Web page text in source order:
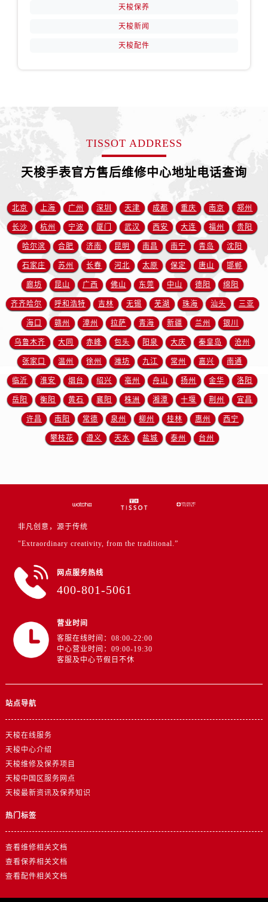
山东省潍坊市奎文区东风东街售后服务中心（需提前预约）
山东省淄博市张店区金晶大道售后服务中心（需提前预约）
上海市黄浦区南京东路299号宏伊国际广场写字楼8层806室售后服务中心（需提前预约）
上海市徐汇区虹桥路3号港汇中心2座37层3705室售后服务中心（需提前预约）
浙江省杭州市上城区钱江路1366号华润大厦A座5层503-5室售后服务中心（需提前预约）
浙江省湖州市吴兴区劳动路售后服务中心（需提前预约）
浙江省嘉兴市南湖区广益路705号嘉兴世界贸易中心A座13层1304室售后服务中心（需提前预约）
浙江省金华市金东区东市南街777号金华万达广场4号楼22楼2209室售后服务中心（需提前预约）
浙江省丽水市莲都区解放街售后服务中心（需提前预约）
浙江省宁波市江北区大闸南路500号来福士广场办公楼20层2009室售后服务中心（需提前预约）
浙江省衢州市柯城区上街售后服务中心（需提前预约）
浙江省绍兴市越城区胜利东路379号世茂天际中心写字楼8层805室售后服务中心（需提前预约）
浙江省舟山市定海区解放东路售后服务中心（需提前预约）
澳门特别行政区大堂区议事亭前地（新马路）售后服务中心（需提前预约）
澳门特别行政区风顺堂区南湾大马路售后服务中心（需提前预约）
澳门省路氹城市金光大道售后服务中心（需提前预约）
广东省汕头市龙湖区长平路售后服务中心（需提前预约）
天梭保养
天梭新闻
天梭配件
TISSOT ADDRESS
天梭手表官方售后维修中心地址电话查询
北京 上海 广州 深圳 天津 成都 重庆 南京 郑州
长沙 杭州 宁波 厦门 武汉 西安 大连 福州 贵阳
哈尔滨 合肥 济南 昆明 南昌 南宁 青岛 沈阳
石家庄 苏州 长春 河北 太原 保定 唐山 邯郸
廊坊 昆山 广西 佛山 东莞 中山 德阳 绵阳
齐齐哈尔 呼和浩特 吉林 无锡 芜湖 珠海 汕头 三亚
海口 赣州 漳州 拉萨 青海 新疆 兰州 银川
乌鲁木齐 大同 赤峰 包头 阳泉 大庆 秦皇岛 沧州
张家口 温州 徐州 潍坊 九江 常州 嘉兴 南通
临沂 淮安 烟台 绍兴 亳州 舟山 扬州 金华 洛阳
岳阳 衡阳 黄石 襄阳 株洲 湘潭 十堰 荆州 宜昌
许昌 南阳 常德 泉州 柳州 桂林 惠州 西宁
攀枝花 遵义 天水 盐城 泰州 台州
非凡创意，源于传统
"Extraordinary creativity, from the traditional.”
网点服务热线
400-801-5061
营业时间
客服在线时间：08:00-22:00
中心营业时间：09:00-19:30
客服及中心节假日不休
站点导航
天梭在线服务
天梭中心介绍
天梭维修及保养项目
天梭中国区服务网点
天梭最新资讯及保养知识
热门标签
查看维修相关文档
查看保养相关文档
查看配件相关文档